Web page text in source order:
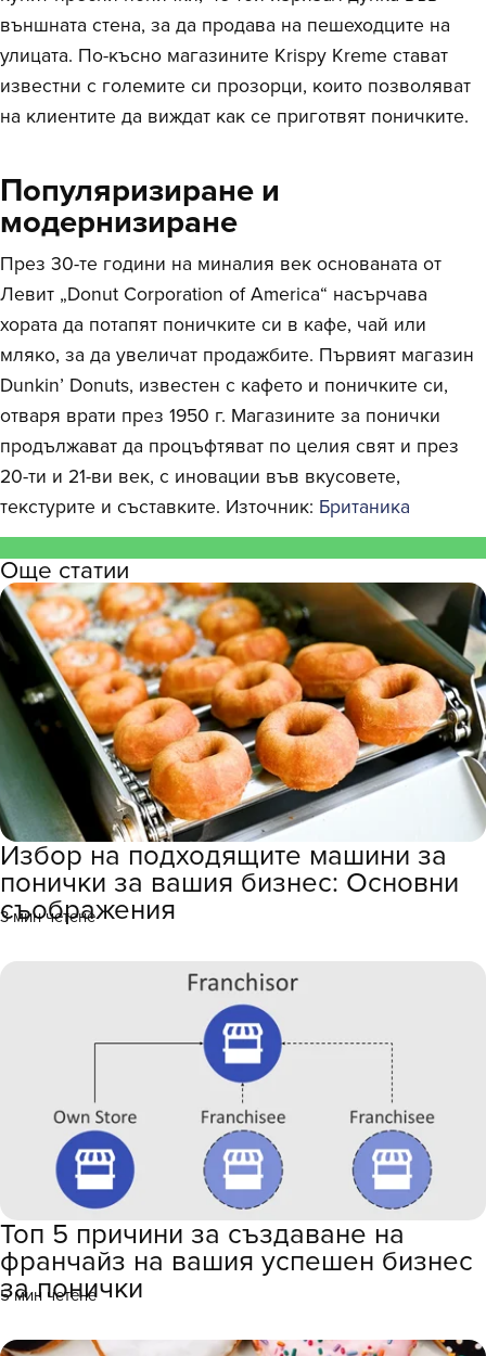
външната стена, за да продава на пешеходците на
улицата. По-късно магазините Krispy Kreme стават
известни с големите си прозорци, които позволяват
на клиентите да виждат как се приготвят поничките.
Популяризиране и
модернизиране
През 30-те години на миналия век основаната от
Левит „Donut Corporation of America“ насърчава
хората да потапят поничките си в кафе, чай или
мляко, за да увеличат продажбите. Първият магазин
Dunkin’ Donuts, известен с кафето и поничките си,
отваря врати през 1950 г. Магазините за понички
продължават да процъфтяват по целия свят и през
20-ти и 21-ви век, с иновации във вкусовете,
текстурите и съставките. Източник: Британика
Още статии
Избор на подходящите машини за
понички за вашия бизнес: Основни
съображения
3 мин четене
Топ 5 причини за създаване на
франчайз на вашия успешен бизнес
за понички
5 мин четене